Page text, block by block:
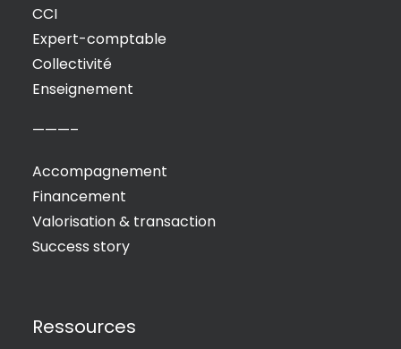
CCI
Expert-comptable
Collectivité
Enseignement
———–
Accompagnement
Financement
Valorisation & transaction
Success story
Ressources